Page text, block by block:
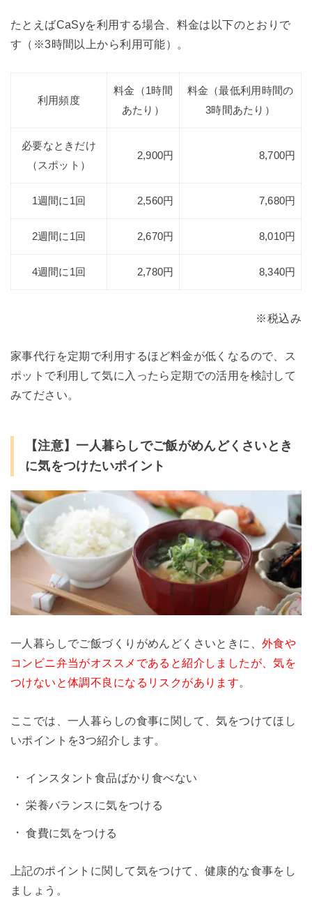
たとえばCaSyを利用する場合、料金は以下のとおりで
す（※3時間以上から利用可能）。
利用頻度
料金（1時間
あたり）
料金（最低利用時間の
3時間あたり）
必要なときだけ
（スポット）
2,900円 8,700円
1週間に1回 2,560円 7,680円
2週間に1回 2,670円 8,010円
4週間に1回 2,780円 8,340円
※税込み
家事代行を定期で利用するほど料金が低くなるので、ス
ポットで利用して気に入ったら定期での活用を検討して
みてださい。
【注意】一人暮らしでご飯がめんどくさいとき
に気をつけたいポイント
一人暮らしでご飯づくりがめんどくさいときに、外食や
コンビニ弁当がオススメであると紹介しましたが、気を
つけないと体調不良になるリスクがあります。
ここでは、一人暮らしの食事に関して、気をつけてほし
いポイントを3つ紹介します。
インスタント食品ばかり食べない
栄養バランスに気をつける
食費に気をつける
上記のポイントに関して気をつけて、健康的な食事をし
ましょう。